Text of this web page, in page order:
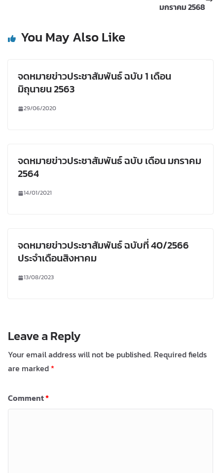
มกราคม 2568
You May Also Like
จดหมายข่าวประชาสัมพันธ์ ฉบับ 1 เดือน
มิถุนายน 2563
29/06/2020
จดหมายข่าวประชาสัมพันธ์ ฉบับ เดือน มกราคม
2564
14/01/2021
จดหมายข่าวประชาสัมพันธ์ ฉบับที่ 40/2566
ประจำเดือนสิงหาคม
13/08/2023
Leave a Reply
Your email address will not be published. Required fields
are marked *
Comment*